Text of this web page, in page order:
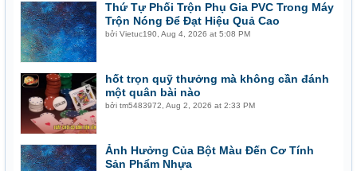
Thứ Tự Phối Trộn Phụ Gia PVC Trong Máy
Trộn Nóng Để Đạt Hiệu Quả Cao
bởiVietuc190 ,Aug 4, 2026 at 5:08 PM
hốt trọn quỹ thưởng mà không cần đánh
một quân bài nào
bởitm5483972 ,Aug 2, 2026 at 2:33 PM
Ảnh Hưởng Của Bột Màu Đến Cơ Tính
Sản Phẩm Nhựa